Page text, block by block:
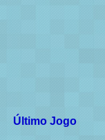
Último Jogo